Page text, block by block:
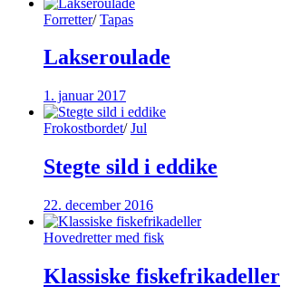
Forretter/ Tapas
Lakseroulade
1. januar 2017
Frokostbordet/ Jul
Stegte sild i eddike
22. december 2016
Hovedretter med fisk
Klassiske fiskefrikadeller